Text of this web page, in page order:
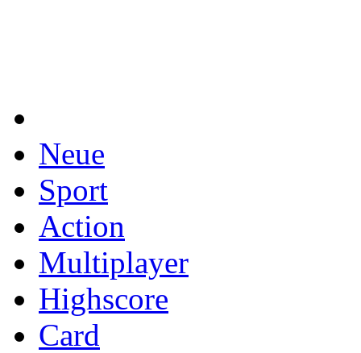
Neue
Sport
Action
Multiplayer
Highscore
Card